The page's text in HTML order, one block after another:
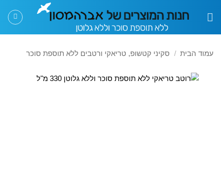
עמוד הבית / סקיני קטשופ, טריאקי ורטבים ללא תוספת סוכר